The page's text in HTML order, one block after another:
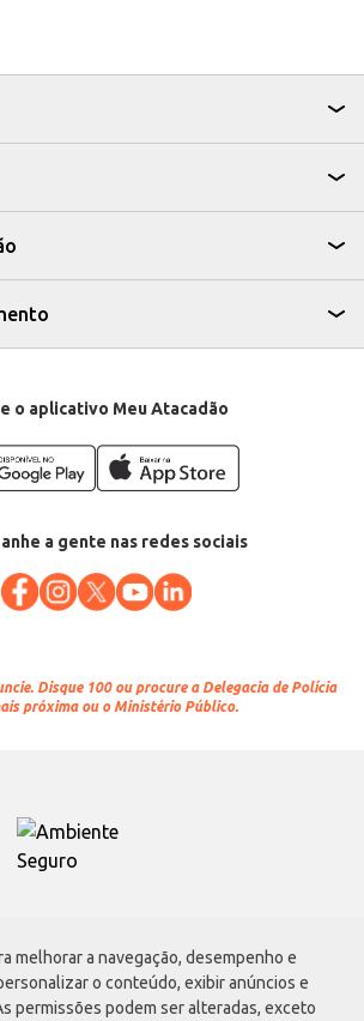
melhorar a navegação, desempenho e
o conteúdo, exibir anúncios e
permissões podem ser alteradas, exceto
o aplicativo Meu Atacadão
a gente nas redes sociais
Disque 100 ou procure a Delegacia de Polícia
próxima ou o Ministério Público.
Atacadão S.A.
Figueiredo, 6169, Vila Maria, São Paulo - SP | CEP
901 | CNPJ: 75.315.333/0001-09